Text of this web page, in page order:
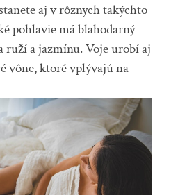
aj v rôznych takýchto
pohlavie má blahodarný
ruží a jazmínu. Voje urobí aj
vône, ktoré vplývajú na